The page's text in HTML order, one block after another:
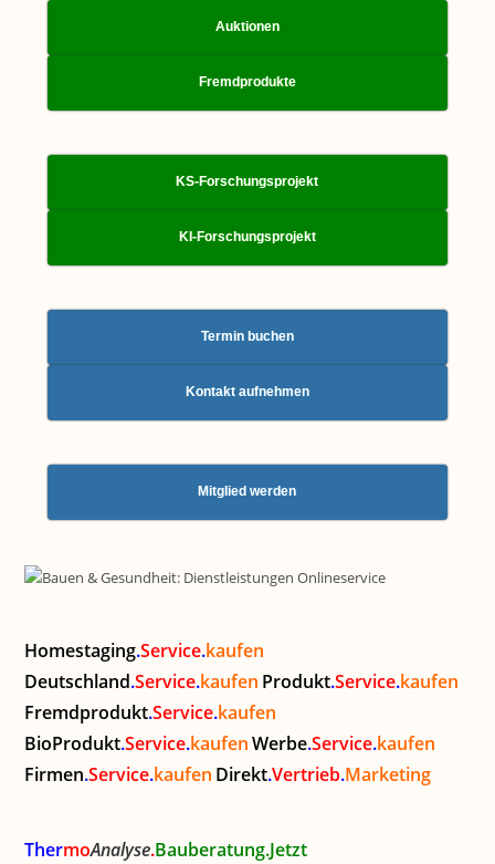
Auktionen
Fremdprodukte
KS-Forschungsprojekt
KI-Forschungsprojekt
Termin buchen
Kontakt aufnehmen
Mitglied werden
Homestaging.Service.kaufen
Deutschland.Service.kaufen Produkt.Service.kaufen
Fremdprodukt.Service.kaufen
BioProdukt.Service.kaufen Werbe.Service.kaufen
Firmen.Service.kaufen Direkt.Vertrieb.Marketing
ThermoAnalyse.Bauberatung.Jetzt